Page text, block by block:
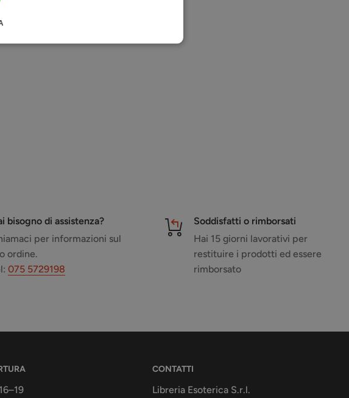
bisogno di assistenza?
per informazioni sul
ordine.
075 5729198
Soddisfatti o rimborsati
Hai 15 giorni lavorativi per
restituire i prodotti ed essere
rimborsato
CONTATTI
Libreria Esoterica S.r.l.